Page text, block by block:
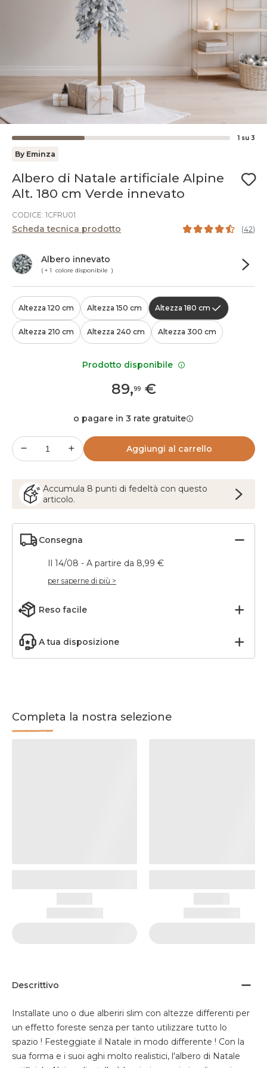
1 su 3
By Eminza
Albero di Natale artificiale Alpine
Alt. 180 cm Verde innevato
CODICE: 1CFRU01
Scheda tecnica prodotto (42)
Albero innevato
( + 1 colore disponibile )
Altezza 120 cm Altezza 150 cm Altezza 180 cm
Altezza 210 cm Altezza 240 cm Altezza 300 cm
89,99€
o pagare in 3 rate gratuite
Aggiungi al carrello
Accumula 8 punti di fedeltà con questo
articolo.
Consegna
Il 14/08 - A partire da 8,99 €
per saperne di più >
Reso facile
A tua disposizione
Completa la nostra selezione
Descrittivo
Installate uno o due alberiri slim con altezze differenti per
un effetto foreste senza per tanto utilizzare tutto lo
spazio ! Festeggiate il Natale in modo differente ! Con la
sua forma e i suoi aghi molto realistici, l'albero di Natale